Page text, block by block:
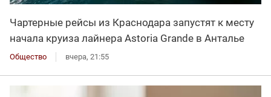
Чартерные рейсы из Краснодара запустят к месту
начала круиза лайнера Astoria Grande в Анталье
Общество вчера, 21:55